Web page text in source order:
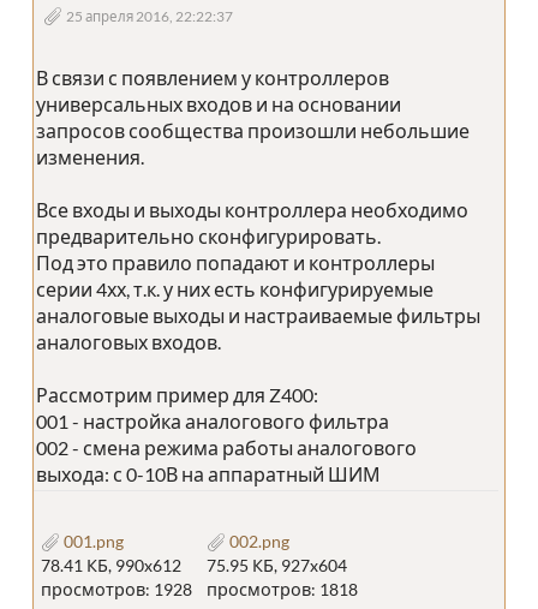
25 апреля 2016, 22:22:37
В связи с появлением у контроллеров
универсальных входов и на основании
запросов сообщества произошли небольшие
изменения.
Все входы и выходы контроллера необходимо
предварительно сконфигурировать.
Под это правило попадают и контроллеры
серии 4хх, т.к. у них есть конфигурируемые
аналоговые выходы и настраиваемые фильтры
аналоговых входов.
Рассмотрим пример для Z400:
001 - настройка аналогового фильтра
002 - смена режима работы аналогового
выхода: с 0-10В на аппаратный ШИМ
001.png
78.41 КБ, 990x612
просмотров: 1928
002.png
75.95 КБ, 927x604
просмотров: 1818